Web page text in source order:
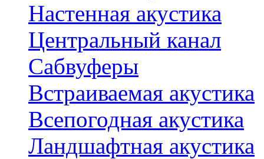
Настенная акустика
Центральный канал
Сабвуферы
Встраиваемая акустика
Всепогодная акустика
Ландшафтная акустика